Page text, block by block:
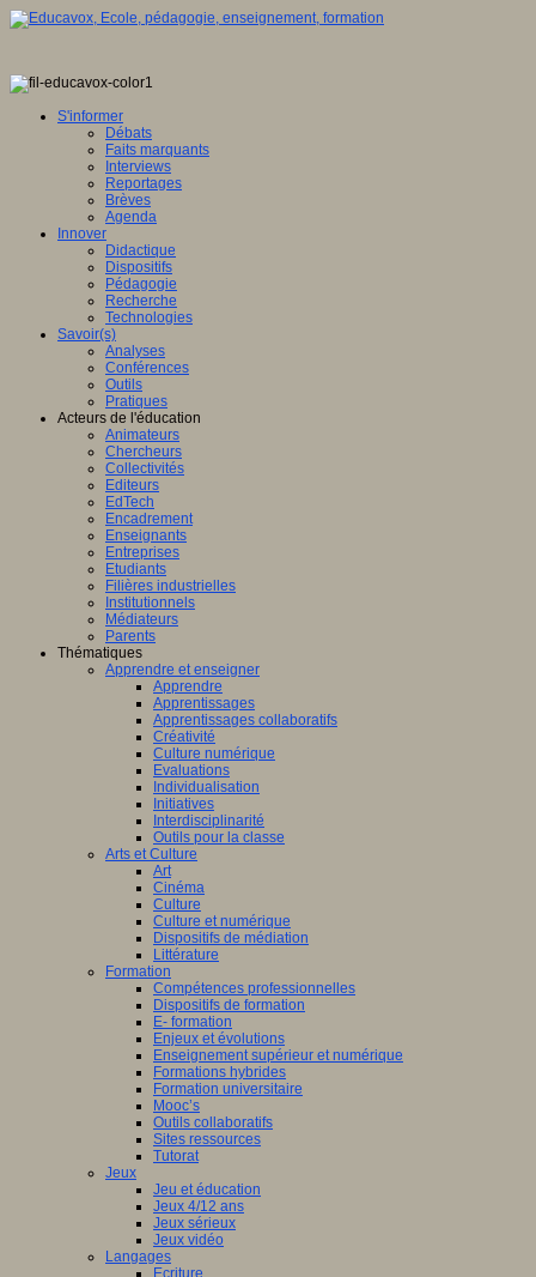
S'informer
Débats
Faits marquants
Interviews
Reportages
Brèves
Agenda
Innover
Didactique
Dispositifs
Pédagogie
Recherche
Technologies
Savoir(s)
Analyses
Conférences
Outils
Pratiques
Acteurs de l'éducation
Animateurs
Chercheurs
Collectivités
Editeurs
EdTech
Encadrement
Enseignants
Entreprises
Etudiants
Filières industrielles
Institutionnels
Médiateurs
Parents
Thématiques
Apprendre et enseigner
Apprendre
Apprentissages
Apprentissages collaboratifs
Créativité
Culture numérique
Evaluations
Individualisation
Initiatives
Interdisciplinarité
Outils pour la classe
Arts et Culture
Art
Cinéma
Culture
Culture et numérique
Dispositifs de médiation
Littérature
Formation
Compétences professionnelles
Dispositifs de formation
E- formation
Enjeux et évolutions
Enseignement supérieur et numérique
Formations hybrides
Formation universitaire
Mooc’s
Outils collaboratifs
Sites ressources
Tutorat
Jeux
Jeu et éducation
Jeux 4/12 ans
Jeux sérieux
Jeux vidéo
Langages
Ecriture